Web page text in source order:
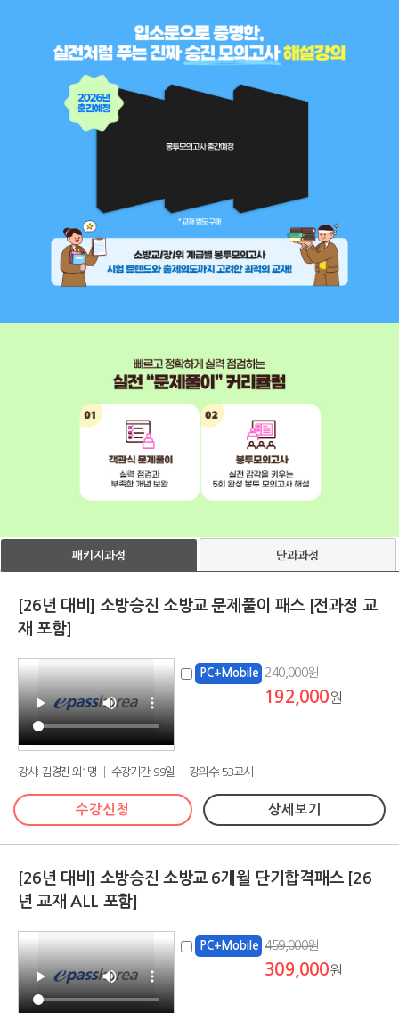
패키지과정 단과과정
[26년 대비] 소방승진 소방교 문제풀이 패스 [전과정 교
재 포함]
PC+Mobile 240,000원
192,000원
강사: 김경진 외1명 │ 수강기간: 99일 │ 강의수: 53교시
수강신청 상세보기
[26년 대비] 소방승진 소방교 6개월 단기합격패스 [26
년 교재 ALL 포함]
PC+Mobile 459,000원
309,000원